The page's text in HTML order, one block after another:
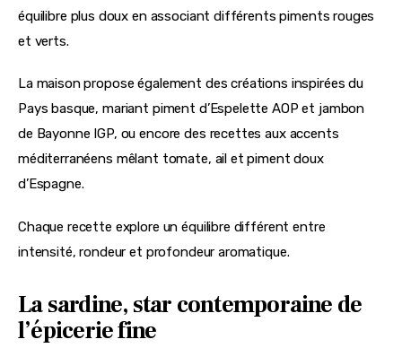
équilibre plus doux en associant différents piments rouges
et verts.
La maison propose également des créations inspirées du
Pays basque, mariant piment d’Espelette AOP et jambon
de Bayonne IGP, ou encore des recettes aux accents
méditerranéens mêlant tomate, ail et piment doux
d’Espagne.
Chaque recette explore un équilibre différent entre
intensité, rondeur et profondeur aromatique.
La sardine, star contemporaine de
l’épicerie fine